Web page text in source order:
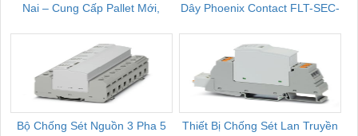
Nai – Cung Cấp Pallet Mới,
Dây Phoenix Contact FLT-SEC-
Bộ Chống Sét Nguồn 3 Pha 5
Thiết Bị Chống Sét Lan Truyền